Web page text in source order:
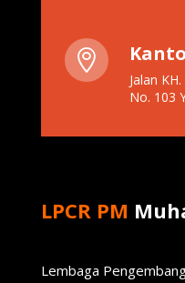

Jalan
No. 103
LPCR PM
Lembaga